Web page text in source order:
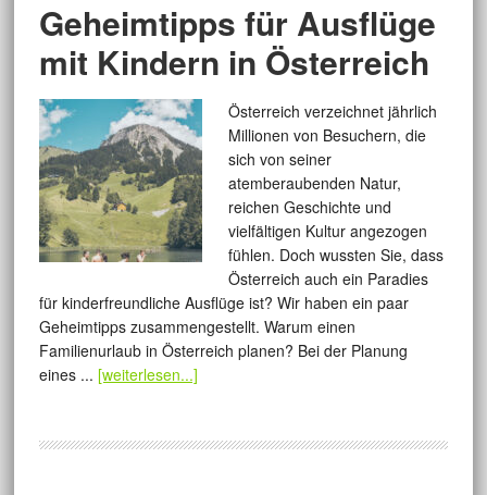
Geheimtipps für Ausflüge
mit Kindern in Österreich
Österreich verzeichnet jährlich
Millionen von Besuchern, die
sich von seiner
atemberaubenden Natur,
reichen Geschichte und
vielfältigen Kultur angezogen
fühlen. Doch wussten Sie, dass
Österreich auch ein Paradies
für kinderfreundliche Ausflüge ist? Wir haben ein paar
Geheimtipps zusammengestellt. Warum einen
Familienurlaub in Österreich planen? Bei der Planung
eines ... [weiterlesen...]